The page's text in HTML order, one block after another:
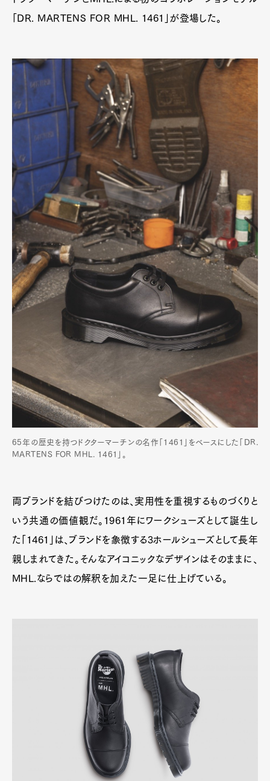
Art&DesignWatchFashion
GourmetCars
Product Culture
Pen Membership
Magazine
Official Columnist
About
Contact
Pen Meet
Pen international Pen tw
「DR. MARTENS FOR MHL. 1461」が登場した。
65年の歴史を持つドクターマーチンの名作「1461」をベースにした「DR.
MARTENS FOR MHL. 1461」。
両ブランドを結びつけたのは、実用性を重視するものづくりと
いう共通の価値観だ。1961年にワークシューズとして誕生し
た「1461」は、ブランドを象徴する3ホールシューズとして長年
親しまれてきた。そんなアイコニックなデザインはそのままに、
MHL.ならではの解釈を加えた一足に仕上げている。